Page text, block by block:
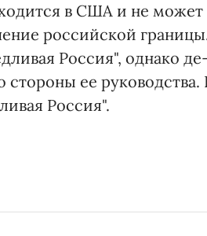
в США и не может
российской
Россия", однако
стороны ее
Россия".